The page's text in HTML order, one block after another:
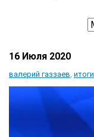
16 Июля 2020
валерий газзаев, итоги